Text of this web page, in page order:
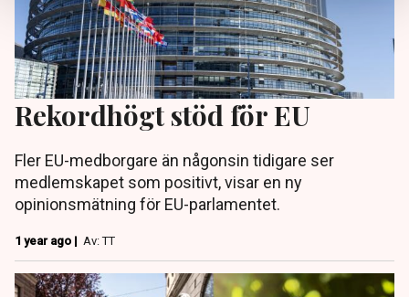
Rekordhögt stöd för EU
Fler EU-medborgare än någonsin tidigare ser
medlemskapet som positivt, visar en ny
opinionsmätning för EU-parlamentet.
1 year ago | Av: TT